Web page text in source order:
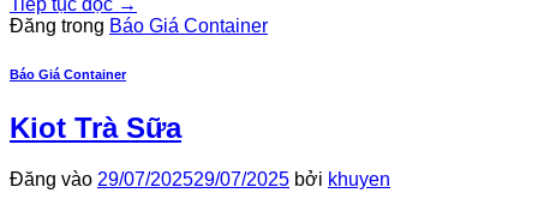
Tiếp tục đọc →
Đăng trong Báo Giá Container
Báo Giá Container
Kiot Trà Sữa
Đăng vào 29/07/202529/07/2025 bởi khuyen